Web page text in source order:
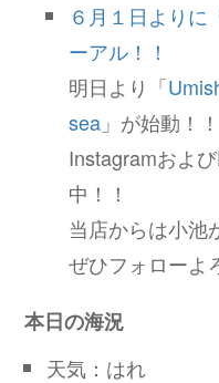
６月１日よりに
ーアル！！
明日より「
sea 」が始動！！
Instagramおよ
中！！
当店からは小池
ぜひフォローよ
本日の海況
天気：はれ